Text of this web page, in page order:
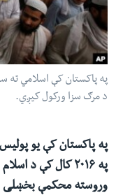
لټون
ځای
ته
لاړ
له مونږ سره په تماس کې پاتې شئ
ژبې
په پاکستان کې اسلامي
د مرګ سزا ورکول کیږي.
په پاکستان کې یو
په ۲۰۱۶ کال کې د
وروسته محکمې بخښلی